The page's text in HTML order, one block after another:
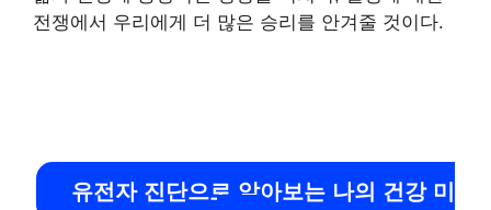
전쟁에서 우리에게 더 많은 승리를 안겨줄 것이다.
유전자 진단으로 알아보는 나의 건강 미